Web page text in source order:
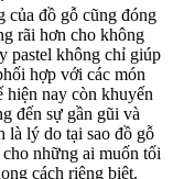
của đồ gỗ cũng đóng
rãi hơn cho không
pastel không chỉ giúp
hợp với các món
nay còn khuyến
đến sự gần gũi và
là lý do tại sao đồ gỗ
những ai muốn tối
cách riêng biệt.